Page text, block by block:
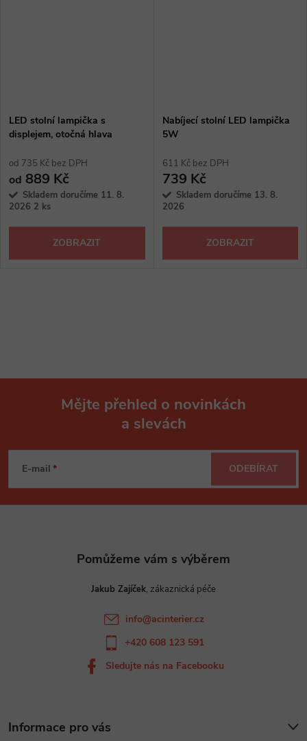
LED stolní lampička s
displejem, otočná hlava
od 735 Kč bez DPH
od 889 Kč
Skladem doručíme 11. 8.
2026 2 ks
ZOBRAZIT
Nabíjecí stolní LED lampička
5W
611 Kč bez DPH
739 Kč
Skladem doručíme 13. 8.
2026
ZOBRAZIT
a
í
p
p
Mějte přehled o novinkách
a slevách
E-mail ODEBÍRAT
Informace pro vás
Jakub Zajíček
info@acinterier.cz
+420 608 123 591
Sledujte nás na Facebooku